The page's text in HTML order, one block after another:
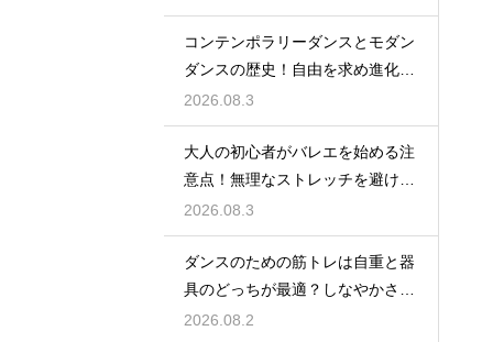
コンテンポラリーダンスとモダン
ダンスの歴史！自由を求め進化す
る表現の道
2026.08.3
大人の初心者がバレエを始める注
意点！無理なストレッチを避け安
全に楽しむ
2026.08.3
ダンスのための筋トレは自重と器
具のどっちが最適？しなやかさを
保つ秘訣
2026.08.2